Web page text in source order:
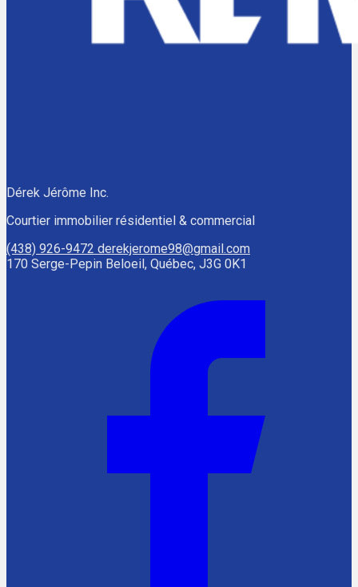
Dérek Jérôme Inc.
Courtier immobilier résidentiel & commercial
(438) 926-9472 derekjerome98@gmail.com
170 Serge-Pepin Beloeil, Québec, J3G 0K1